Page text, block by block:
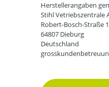
Herstellerangaben
Stihl Vetriebszentrale
Robert-Bosch-Straße
64807 Dieburg
Deutschland